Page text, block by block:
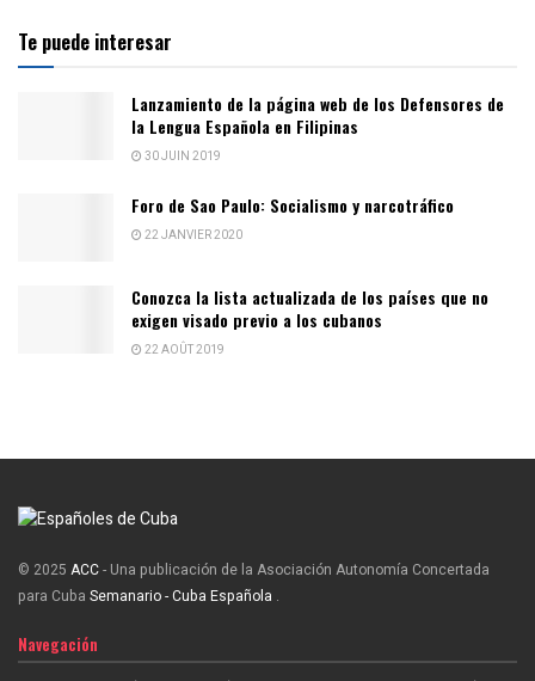
Te puede interesar
Lanzamiento de la página web de los Defensores de
la Lengua Española en Filipinas
30 JUIN 2019
Foro de Sao Paulo: Socialismo y narcotráfico
22 JANVIER 2020
Conozca la lista actualizada de los países que no
exigen visado previo a los cubanos
22 AOÛT 2019
© 2025 ACC- Una publicación de la Asociación Autonomía Concertada
para Cuba Semanario - Cuba Española .
Navegación